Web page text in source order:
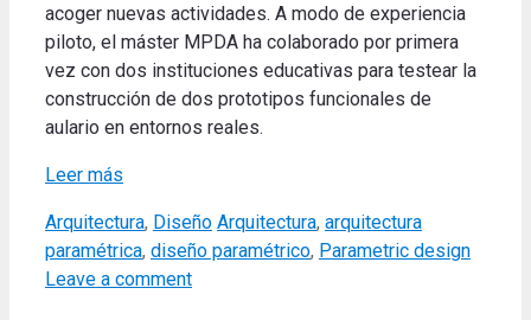
acoger nuevas actividades. A modo de experiencia
piloto, el máster MPDA ha colaborado por primera
vez con dos instituciones educativas para testear la
construcción de dos prototipos funcionales de
aulario en entornos reales.
Leer más
Categories
Arquitectura, Diseño Tags
Arquitectura, arquitectura
paramétrica, diseño paramétrico, Parametric design
Leave a comment